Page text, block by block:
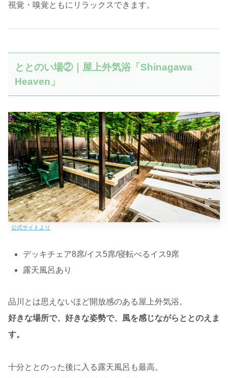
視覚・嗅覚ともにリラックスできます。
ととのい場②｜屋上外気浴「Shinagawa
Heaven」
公式サイトより
デッキチェア8席/イス5席/寝転べるイス9席
露天風呂あり
品川とは思えないほど開放感のある屋上外気浴。
好きな場所で、好きな姿勢で、風を感じながらととのえま
す。
十分ととのった後に入る露天風呂も最高。